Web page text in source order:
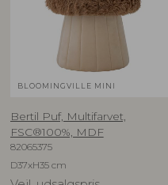
BLOOMINGVILLE MINI
Bertil Puf, Multifarvet,
FSC®100%, MDF
82065375
D37xH35 cm